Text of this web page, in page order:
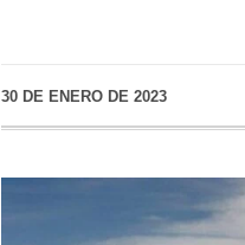
30 DE ENERO DE 2023